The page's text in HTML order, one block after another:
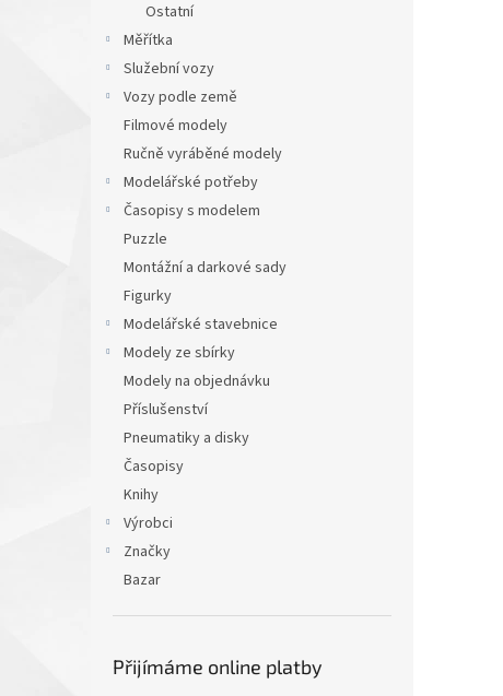
Ostatní
Měřítka
Služební vozy
Vozy podle země
Filmové modely
Ručně vyráběné modely
Modelářské potřeby
Časopisy s modelem
Puzzle
Montážní a darkové sady
Figurky
Modelářské stavebnice
Modely ze sbírky
Modely na objednávku
Příslušenství
Pneumatiky a disky
Časopisy
Knihy
Výrobci
Značky
Bazar
Přijímáme online platby